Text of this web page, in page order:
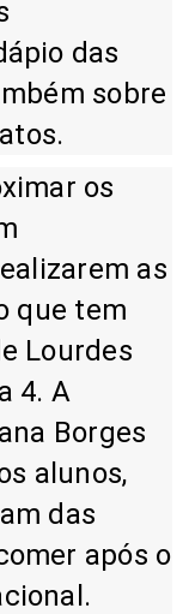
das
sobre
os
as
que tem
Lourdes
4. A
Borges
alunos,
das
após o